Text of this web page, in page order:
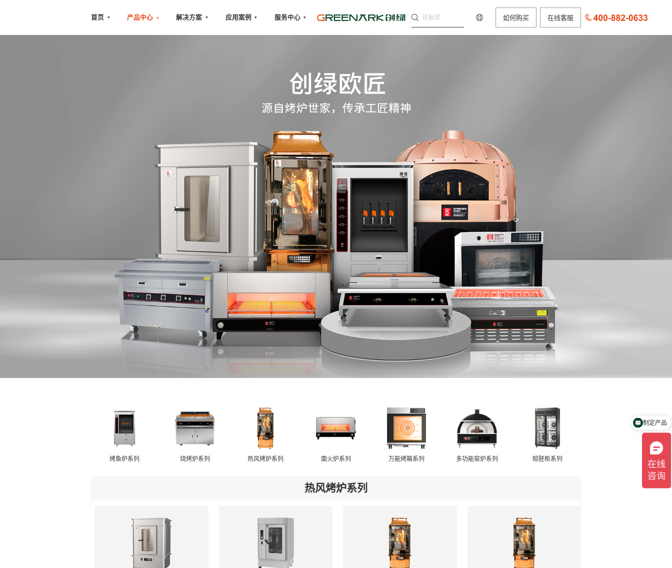
首页 产品中心 解决方案 应用案例 服务中心 铁板烧 如何购买 在线客服
烤鱼炉系列 烧烤炉系列 热风烤炉系列 面火炉系列 万能烤箱系列 多功能窑炉系列 晾胚柜系列
热风烤炉系列
咨询铁板烧